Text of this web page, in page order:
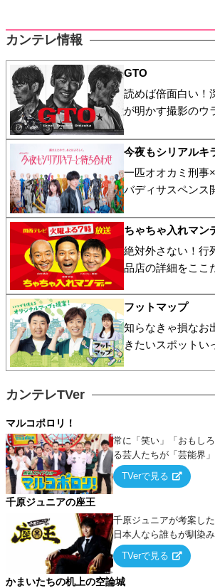
カンテレ情報
GTO
読めば倍面白い！
が明かす撮影のウ
今夜もシリアルキ
一匹オオカミ刑事
バディサスペンス
ちゃちゃ入れマン
絶対外さない！行
品店の詳細をここ
フットマップ
知らなきゃ損なお
きたいスポットい
カンテレTVer
マルコポロリ！
常に「笑い」「おもし
る芸人たちが「芸能界
出でて、新たなオモシ
TVerで見る
千原ジュニアの座王
千原ジュニアが考案した
日本人なら誰もが馴染
ーム』をベースに、大
ケ・歌…など様々なお題
タを競い合う！
TVerで見る
かまいたちの机上の空論城